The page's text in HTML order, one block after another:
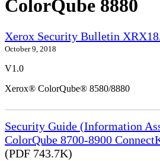
ColorQube 8880
Xerox Security Bulletin
October 9, 2018
V1.0
Xerox® ColorQube® 8580/8880
Security Guide (Information
ColorQube 8700-8900
(PDF 743.7K)